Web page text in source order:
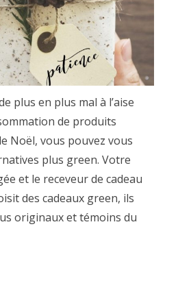
plus en plus mal à l’aise
de produits
Noël, vous pouvez vous
plus green. Votre
et le receveur de cadeau
des cadeaux green, ils
originaux et témoins du